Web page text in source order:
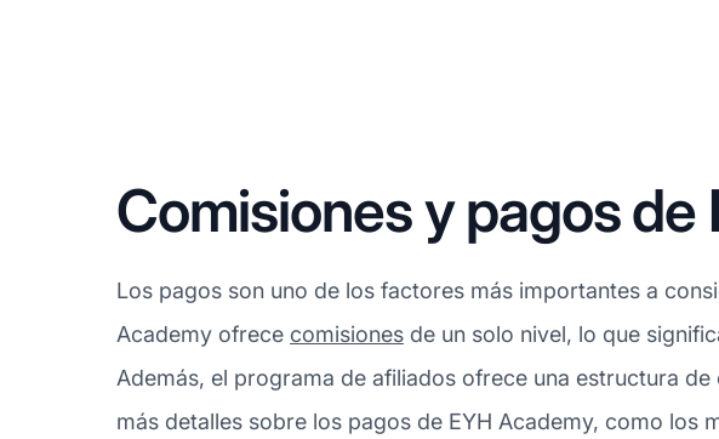
Comisiones y pagos de
Los pagos son uno de los factores más importantes a
Academy ofrece comisiones de un solo nivel, lo que
Además, el programa de afiliados ofrece una estructura
más detalles sobre los pagos de EYH Academy, como